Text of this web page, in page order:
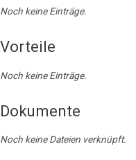
Noch keine Einträge.
Vorteile
Noch keine Einträge.
Dokumente
Noch keine Dateien verknüpft.